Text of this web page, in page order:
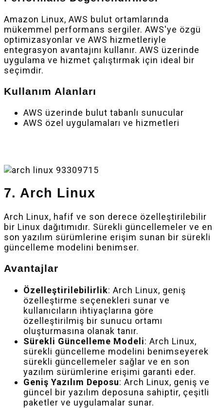
Amazon Linux, AWS bulut ortamlarında
mükemmel performans sergiler. AWS'ye özgü
optimizasyonlar ve AWS hizmetleriyle
entegrasyon avantajını kullanır. AWS üzerinde
uygulama ve hizmet çalıştırmak için ideal bir
seçimdir.
Kullanım Alanları
AWS üzerinde bulut tabanlı sunucular
AWS özel uygulamaları ve hizmetleri
7. Arch Linux
Arch Linux, hafif ve son derece özelleştirilebilir
bir Linux dağıtımıdır. Sürekli güncellemeler ve en
son yazılım sürümlerine erişim sunan bir sürekli
güncelleme modelini benimser.
Avantajlar
Özelleştirilebilirlik: Arch Linux, geniş
özelleştirme seçenekleri sunar ve
kullanıcıların ihtiyaçlarına göre
özelleştirilmiş bir sunucu ortamı
oluşturmasına olanak tanır.
Sürekli Güncelleme Modeli: Arch Linux,
sürekli güncelleme modelini benimseyerek
sürekli güncellemeler sağlar ve en son
yazılım sürümlerine erişimi garanti eder.
Geniş Yazılım Deposu: Arch Linux, geniş ve
güncel bir yazılım deposuna sahiptir, çeşitli
paketler ve uygulamalar sunar.